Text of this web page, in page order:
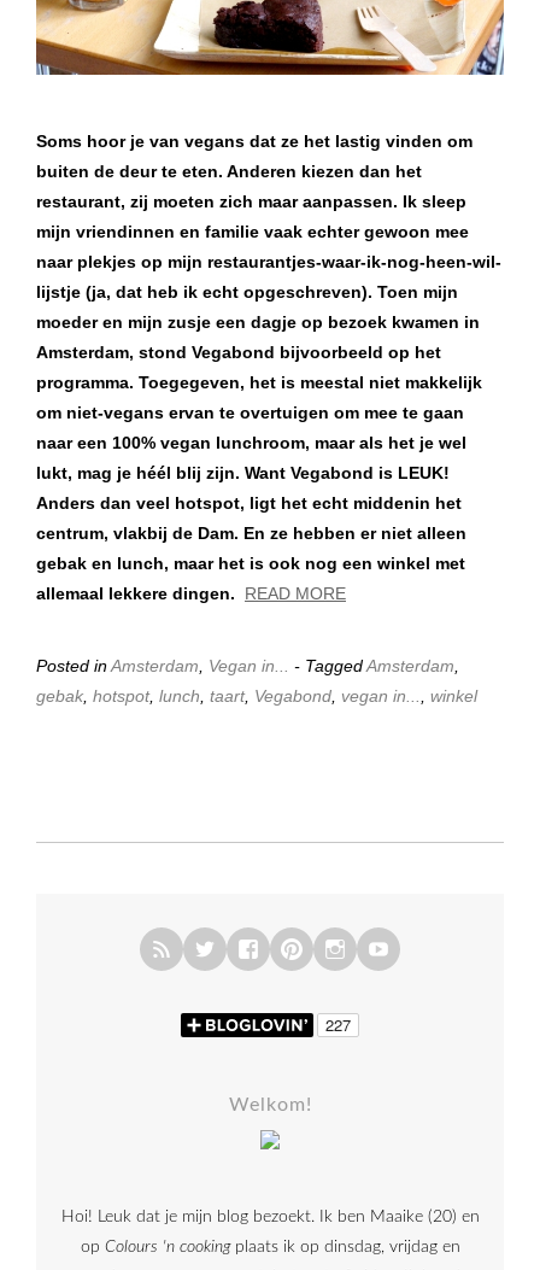
Soms hoor je van vegans dat ze het lastig vinden om
buiten de deur te eten. Anderen kiezen dan het
restaurant, zij moeten zich maar aanpassen. Ik sleep
mijn vriendinnen en familie vaak echter gewoon mee
naar plekjes op mijn restaurantjes-waar-ik-nog-heen-wil-
lijstje (ja, dat heb ik echt opgeschreven). Toen mijn
moeder en mijn zusje een dagje op bezoek kwamen in
Amsterdam, stond Vegabond bijvoorbeeld op het
programma. Toegegeven, het is meestal niet makkelijk
om niet-vegans ervan te overtuigen om mee te gaan
naar een 100% vegan lunchroom, maar als het je wel
lukt, mag je héél blij zijn. Want Vegabond is LEUK!
Anders dan veel hotspot, ligt het echt middenin het
centrum, vlakbij de Dam. En ze hebben er niet alleen
gebak en lunch, maar het is ook nog een winkel met
allemaal lekkere dingen.
READ MORE
Posted inAmsterdam, Vegan in... - TaggedAmsterdam,
gebak, hotspot, lunch, taart, Vegabond, vegan in..., winkel
Welkom!
Hoi! Leuk dat je mijn blog bezoekt. Ik ben Maaike (20) en
op Colours 'n cookingplaats ik op dinsdag, vrijdag en